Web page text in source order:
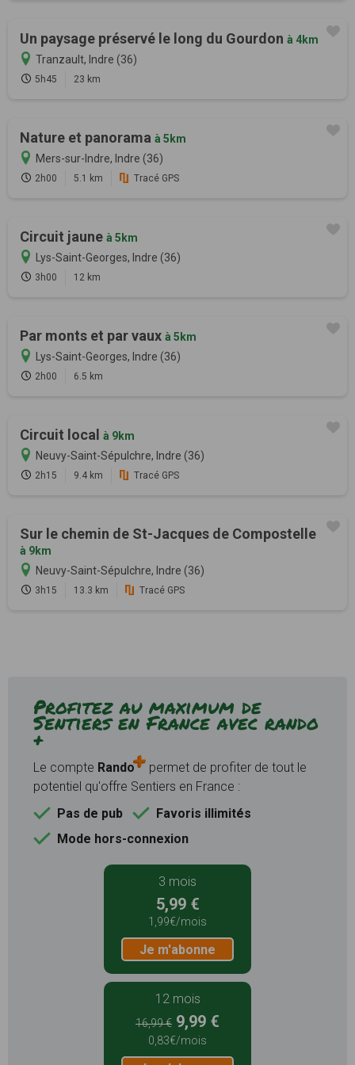
Un paysage préservé le long du Gourdon à 4km
Tranzault, Indre (36)
5h45 23 km
Nature et panorama à 5km
Mers-sur-Indre, Indre (36)
2h00 5.1 km Tracé GPS
Circuit jaune à 5km
Lys-Saint-Georges, Indre (36)
3h00 12 km
Par monts et par vaux à 5km
Lys-Saint-Georges, Indre (36)
2h00 6.5 km
Circuit local à 9km
Neuvy-Saint-Sépulchre, Indre (36)
2h15 9.4 km Tracé GPS
Sur le chemin de St-Jacques de Compostelle
à 9km
Neuvy-Saint-Sépulchre, Indre (36)
3h15 13.3 km Tracé GPS
Profitez au maximum de
Sentiers en France avec rando
+
Le compte Rando
permet de profiter de tout le
potentiel qu'offre Sentiers en France :
Pas de pub
Favoris illimités
Mode hors-connexion
3 mois
5,99 €
1,99€/mois
Je m'abonne
12 mois
16,99 € 9,99 €
0,83€/mois